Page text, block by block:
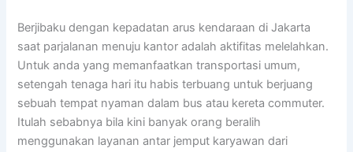
Berjibaku dengan kepadatan arus kendaraan di Jakarta
saat parjalanan menuju kantor adalah aktifitas melelahkan.
Untuk anda yang memanfaatkan transportasi umum,
setengah tenaga hari itu habis terbuang untuk berjuang
sebuah tempat nyaman dalam bus atau kereta commuter.
Itulah sebabnya bila kini banyak orang beralih
menggunakan layanan antar jemput karyawan dari